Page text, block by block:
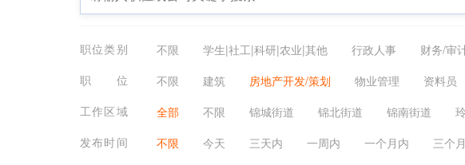
职位类别 不限 学生|社工|科研|农业|其他 行政人事 财务/审
广告/美术/设计
教育/培训 医疗/健康/制药 服务业
金融/银行/证券/保险
交通/物流/仓储 家政/安保
职位
不限 建筑 房地产开发/策划 物业管理 资料员
建筑（结构）工程师
注册建筑师 建筑制图 工程
基建/岩土工程
园林工程/园林技术 安装工 消防检测
工作区域
全部 不限 锦城街道 锦北街道 锦南街道
龙岗镇
河桥镇 太阳镇 昌化镇 天目山镇
发布时间
不限 今天 三天内 一周内 一个月内
三个